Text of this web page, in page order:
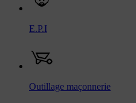
E.P.I
Outillage maçonnerie